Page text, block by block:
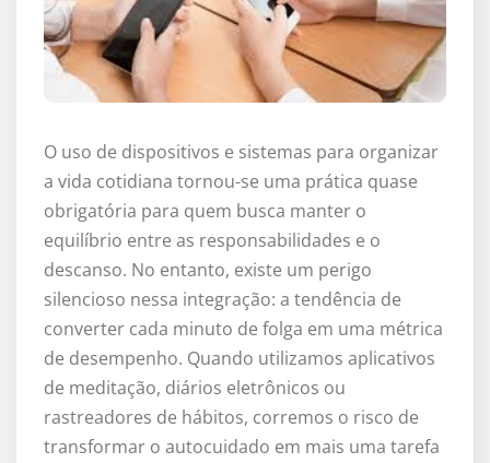
O uso de dispositivos e sistemas para organizar
a vida cotidiana tornou-se uma prática quase
obrigatória para quem busca manter o
equilíbrio entre as responsabilidades e o
descanso. No entanto, existe um perigo
silencioso nessa integração: a tendência de
converter cada minuto de folga em uma métrica
de desempenho. Quando utilizamos aplicativos
de meditação, diários eletrônicos ou
rastreadores de hábitos, corremos o risco de
transformar o autocuidado em mais uma tarefa